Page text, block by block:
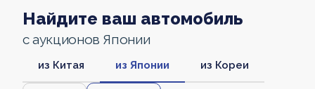
Найдите ваш автомобиль
с аукционов Японии
из Китая из Японии из Кореи